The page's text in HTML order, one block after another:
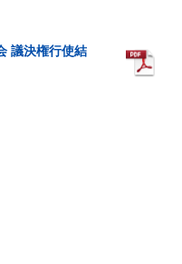
議決権行使結